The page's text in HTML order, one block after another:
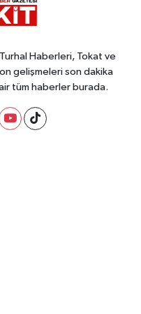
Haberleri, Tokat ve
gelişmeleri son dakika
tüm haberler burada.